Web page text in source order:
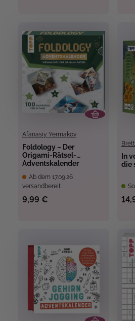
Afanasiy Yermakov
Foldology – Der
Origami-Rätsel-
Adventskalender
Ab dem 17.09.26
versandbereit
9,99 €
In
die